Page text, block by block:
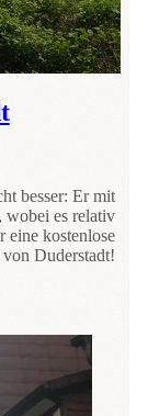
besser: Er mit
wobei es relativ
eine kostenlose
Duderstadt!